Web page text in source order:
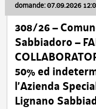
domande: 07.09.2026
308/26 –
Sabbiadoro –
50% ed
l’Azienda
Lignano